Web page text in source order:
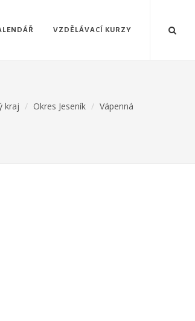
VZDĚLÁVACÍ KURZY
kraj Okres Jeseník Vápenná